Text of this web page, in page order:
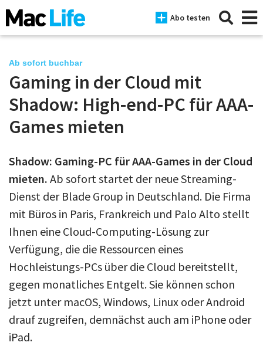
Abo testen
News
iPhone
iPad
Tests
Tipps
Magazine
Über uns
Podcast
Mac Life+
Ab sofort buchbar
Gaming in der Cloud mit
Shadow: High-end-PC für AAA-
Games mieten
Shadow: Gaming-PC für AAA-Games in der Cloud
mieten. Ab sofort startet der neue Streaming-
Dienst der Blade Group in Deutschland. Die Firma
mit Büros in Paris, Frankreich und Palo Alto stellt
Ihnen eine Cloud-Computing-Lösung zur
Verfügung, die die Ressourcen eines
Hochleistungs-PCs über die Cloud bereitstellt,
gegen monatliches Entgelt. Sie können schon
jetzt unter macOS, Windows, Linux oder Android
drauf zugreifen, demnächst auch am iPhone oder
iPad.